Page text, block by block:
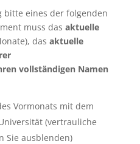
bitte eines der folgenden
muss das aktuelle
das aktuelle
vollständigen Namen
Vormonats mit dem
(vertrauliche
Sie ausblenden)